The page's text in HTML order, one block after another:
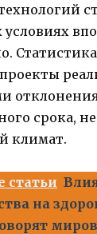
условиях
срока,
климат.
статьи
на